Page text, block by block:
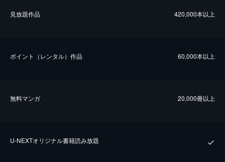
⾒放題作品 420,000本以上
ポイント（レンタル）作品 60,000本以上
無料マンガ 20,000冊以上
U-NEXTオリジナル書籍読み放題